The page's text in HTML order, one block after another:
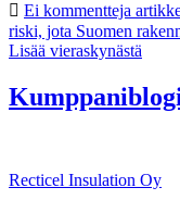
Ei kommentteja
riski, jota Suomen
Lisää vieraskynästä
Recticel Insulation Oy